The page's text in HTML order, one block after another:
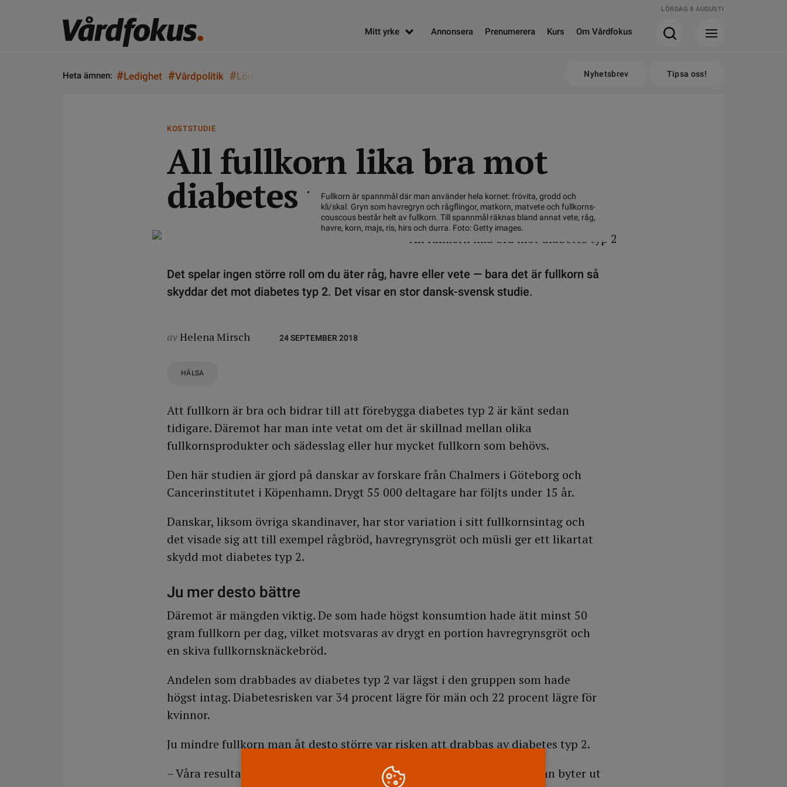
LÖRDAG 8 AUGUSTI
Mitt yrke Annonsera Prenumerera Kurs Om Vårdfokus
Heta ämnen: #Ledighet #Vårdpolitik #Lön Nyhetsbrev Tipsa oss!
KOSTSTUDIE
All fullkorn lika bra mot
diabetes typ 2Fullkorn är spannmål där man använder hela kornet: frövita, grodd och
kli/skal. Gryn som havregryn och rågflingor, matkorn, matvete och fullkorns-
couscous består helt av fullkorn. Till spannmål räknas bland annat vete, råg,
havre, korn, majs, ris, hirs och durra. Foto: Getty images.
Det spelar ingen större roll om du äter råg, havre eller vete — bara det är fullkorn så
skyddar det mot diabetes typ 2. Det visar en stor dansk-svensk studie.
avHelena Mirsch 24 SEPTEMBER 2018
HÄLSA
Att fullkorn är bra och bidrar till att förebygga diabetes typ 2 är känt sedan
tidigare. Däremot har man inte vetat om det är skillnad mellan olika
fullkornsprodukter och sädesslag eller hur mycket fullkorn som behövs.
Den här studien är gjord på danskar av forskare från Chalmers i Göteborg och
Cancerinstitutet i Köpenhamn. Drygt 55 000 deltagare har följts under 15 år.
Danskar, liksom övriga skandinaver, har stor variation i sitt fullkornsintag och
det visade sig att till exempel rågbröd, havregrynsgröt och müsli ger ett likartat
skydd mot diabetes typ 2.
Ju mer desto bättre
Däremot är mängden viktig. De som hade högst konsumtion hade ätit minst 50
gram fullkorn per dag, vilket motsvaras av drygt en portion havregrynsgröt och
en skiva fullkornsknäckebröd.
Andelen som drabbades av diabetes typ 2 var lägst i den gruppen som hade
högst intag. Diabetesrisken var 34 procent lägre för män och 22 procent lägre för
kvinnor.
Ju mindre fullkorn man åt desto större var risken att drabbas av diabetes typ 2.
– Våra resultat ligger i linje med kostråden som rekommenderar att man byter ut